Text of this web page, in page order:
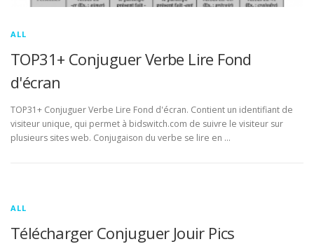
ALL
TOP31+ Conjuguer Verbe Lire Fond
d'écran
TOP31+ Conjuguer Verbe Lire Fond d'écran. Contient un identifiant de
visiteur unique, qui permet à bidswitch.com de suivre le visiteur sur
plusieurs sites web. Conjugaison du verbe se lire en …
ALL
Télécharger Conjuguer Jouir Pics